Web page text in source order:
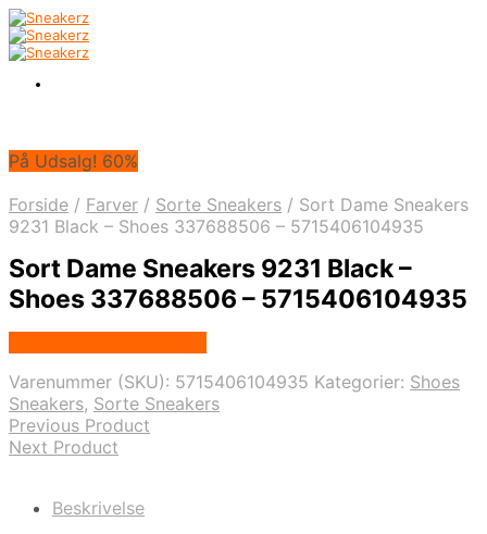
På Udsalg! 60%
Forside / Farver / Sorte Sneakers / Sort Dame Sneakers
9231 Black – Shoes 337688506 – 5715406104935
Sort Dame Sneakers 9231 Black –
Shoes 337688506 – 5715406104935
Varenummer (SKU): 5715406104935 Kategorier: Shoes
Sneakers, Sorte Sneakers
Previous Product
Next Product
Beskrivelse